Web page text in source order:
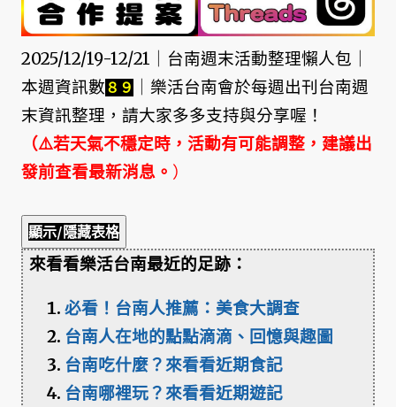
2025/12/19-12/21｜台南週末活動整理懶人包｜
本週資訊數 ８９
｜樂活台南會於每週出刊台南週
末資訊整理，請大家多多支持與分享喔！
（⚠️若天氣不穩定時，活動有可能調整，建議出
發前查看最新消息。 ）
顯示/隱藏表格
來看看樂活台南最近的足跡：
必看！台南人推薦：美食大調查
台南人在地的點點滴滴、回憶與趣圖
台南吃什麼？來看看近期食記
台南哪裡玩？來看看近期遊記